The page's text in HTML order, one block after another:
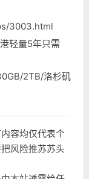
3003.html
轻量5年只需
2TB/洛杉矶
容均仅代表个
风险推苏苏头